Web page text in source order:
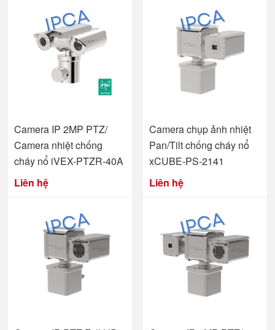
Camera IP 2MP PTZ/
Camera nhiệt chống
cháy nổ iVEX-PTZR-40A
Liên hệ
Camera chụp ảnh nhiệt
Pan/Tilt chống cháy nổ
xCUBE-PS-2141
Liên hệ